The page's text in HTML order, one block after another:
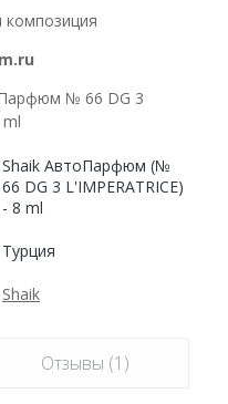
№ 66 DG 3
ml
Shaik АвтоПарфюм (№
66 DG 3 L'IMPERATRICE)
- 8 ml
Турция
Shaik
Отзывы (1)